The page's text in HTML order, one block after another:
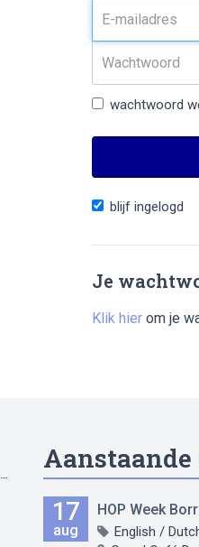
wachtwoord
blijf ingelogd
Je
Klik hier om je
17
aug
HOP Week
English /